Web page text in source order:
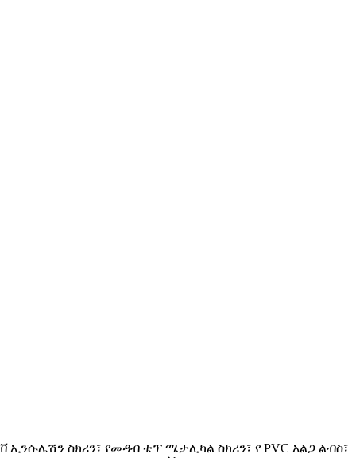
ስክሪን፣ የመዳብ ቴፕ ሜታሊካል ስክሪን፣ የ PVC አልጋ ልብስ፣